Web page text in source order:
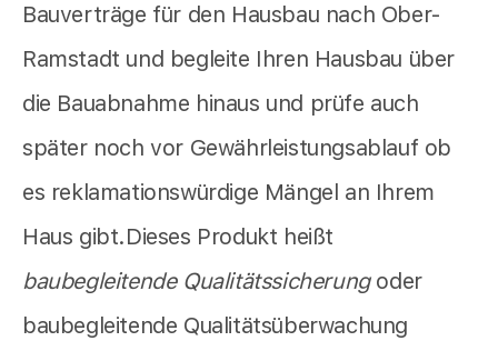
Bauverträge für den Hausbau nach Ober-
Ramstadt und begleite Ihren Hausbau über
die Bauabnahme hinaus und prüfe auch
später noch vor Gewährleistungsablauf ob
es reklamationswürdige Mängel an Ihrem
Haus gibt.Dieses Produkt heißt
baubegleitende Qualitätssicherung oder
baubegleitende Qualitätsüberwachung